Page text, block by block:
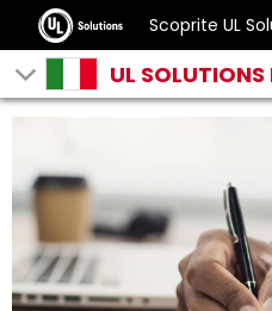
Scoprite UL
UL